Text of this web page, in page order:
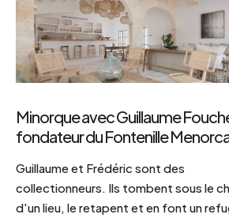
Minorque avec Guillaume
fondateur du Fontenille
Guillaume et Frédéric sont des
collectionneurs. Ils tombent sous le
d'un lieu, le retapent et en font un